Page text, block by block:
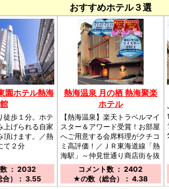
おすすめホテル３選
園ホテル熱海
館
徒歩１分。ホテ
上げられる自家
頂けます。／熱
て２分
： 2032
）： 3.55
熱海温泉 月の栖 熱海聚楽
ホテル
【熱海温泉】楽天トラベルマイ
スター＆アワード受賞！お部屋
へご用意する会席料理がクチコ
ミ高評価！／ＪＲ東海道線「熱
海駅」～仲見世通り商店街を抜
けて徒歩３分。高台に建つ和風
旅館。海と街の景色が人気。露
天風呂付客室3室有り
コメント数 ： 2402
★の数（総合）： 4.38